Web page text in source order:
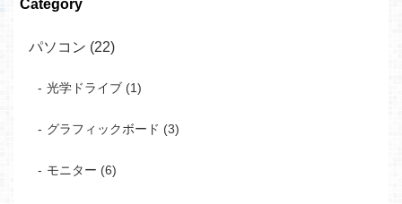
Category
パソコン (22)
光学ドライブ (1)
グラフィックボード (3)
モニター (6)